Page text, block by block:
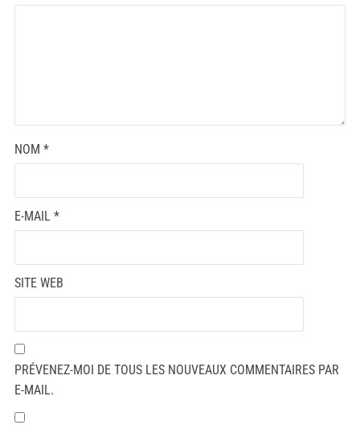
NOM *
E-MAIL *
SITE WEB
PRÉVENEZ-MOI DE TOUS LES NOUVEAUX COMMENTAIRES PAR
E-MAIL.